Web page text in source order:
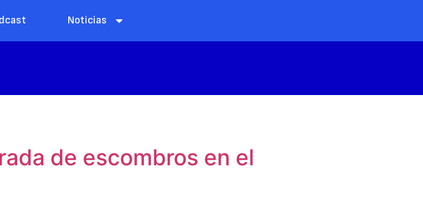
Noticias
de escombros en el